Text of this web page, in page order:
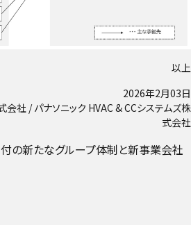
以上
2026年2月03日
会社 / パナソニック HVAC & CCシステムズ株
式会社
の新たなグループ体制と新事業会社